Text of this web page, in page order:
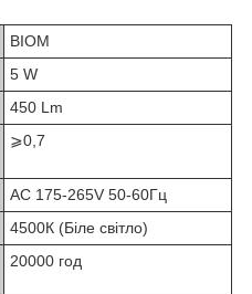
BIOM
5 W
450 Lm
⩾0,7
AC 175-265V 50-60Гц
4500К (Біле світло)
20000 год